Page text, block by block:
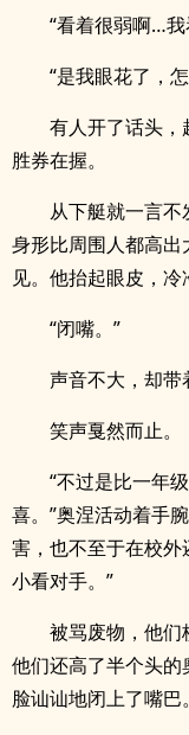
“看着很弱啊…
“是我眼花了，
有人开了话头，
胜券在握。
从下艇就一言不
身形比周围人都高
见。他抬起眼皮，冷
“闭嘴。”
声音不大，却带
笑声戛然而止。
“不过是比一年
喜。”奥涅活动着手
害，也不至于在校
小看对手。”
被骂废物，他们
他们还高了半个头
脸讪讪地闭上了嘴巴。